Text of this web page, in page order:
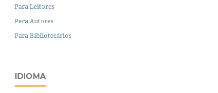
Para Leitores
Para Autores
Para Bibliotecários
IDIOMA